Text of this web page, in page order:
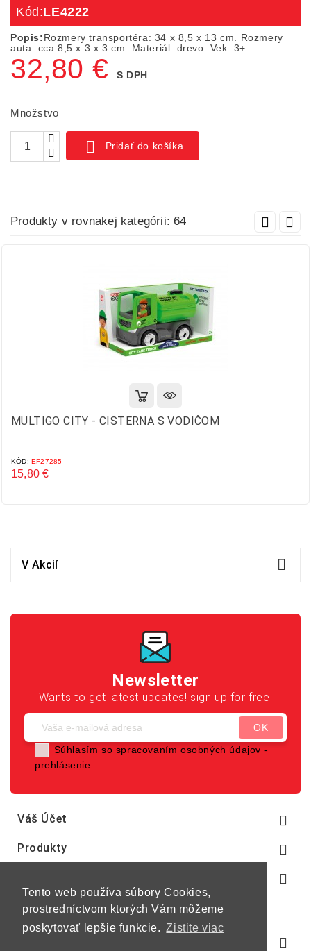
Tento web používa súbory Cookies,
prostredníctvom ktorých Vám môžeme
poskytovať lepšie funkcie. Zistite viac
Kód:LE4222
Popis:Rozmery transportéra: 34 x 8,5 x 13 cm. Rozmery
auta: cca 8,5 x 3 x 3 cm. Materiál: drevo. Vek: 3+.
32,80 € S DPH
Množstvo
 Pridať do košíka
Produkty v rovnakej kategórii: 64
MULTIGO CITY - CISTERNA S VODIČOM
KÓD: EF27285
15,80 €
V Akcií 
Newsletter
Wants to get latest updates! sign up for free.
Súhlasím so spracovaním osobných údajov -
prehlásenie
Váš Účet 
Produkty 

